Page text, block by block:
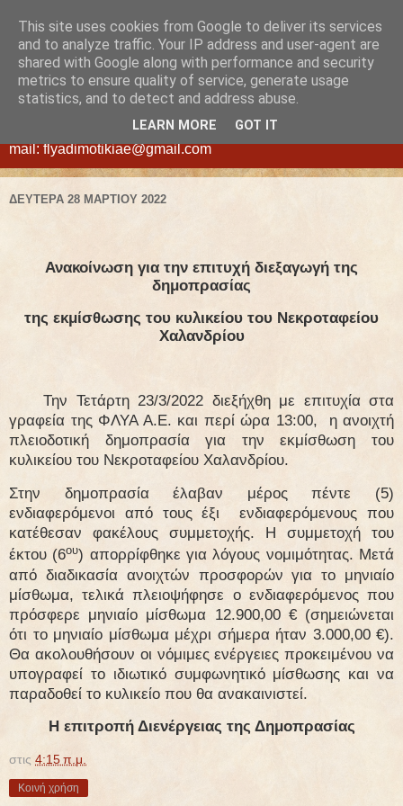
ΦΛΥΑ
ΔΗΜΟΤΙΚΗ ΑΝΩΝΥΜΗ ΕΤΑΙΡΕΙΑ ΕΚΜΕΤΑΛΛΕΥΣΗΣ
ΑΚΙΝΗΤΩΝ ΔΗΜΟΥ ΧΑΛΑΝΔΡΙΟΥ - ΝΕΑ ΔΙΕΥΘΥΝΣΗ:
Διογένους 42, Χαλάνδρι τ.κ. 15234, τηλ.210-6830305, e-
mail: flyadimotikiae@gmail.com
ΔΕΥΤΈΡΑ 28 ΜΑΡΤΊΟΥ 2022
Ανακοίνωση για την επιτυχή διεξαγωγή της
δημοπρασίας
της εκμίσθωσης του κυλικείου του Νεκροταφείου
Χαλανδρίου
Την Τετάρτη 23/3/2022 διεξήχθη με επιτυχία στα
γραφεία της ΦΛΥΑ Α.Ε. και περί ώρα 13:00, η ανοιχτή
πλειοδοτική δημοπρασία για την εκμίσθωση του
κυλικείου του Νεκροταφείου Χαλανδρίου.
Στην δημοπρασία έλαβαν μέρος πέντε (5)
ενδιαφερόμενοι από τους έξι
ενδιαφερόμενους που
κατέθεσαν φακέλους συμμετοχής. Η συμμετοχή του
έκτου (6ου) απορρίφθηκε για λόγους νομιμότητας. Μετά
από διαδικασία ανοιχτών προσφορών για το μηνιαίο
μίσθωμα, τελικά πλειοψήφησε ο ενδιαφερόμενος που
πρόσφερε μηνιαίο μίσθωμα 12.900,00 € (σημειώνεται
ότι το μηνιαίο μίσθωμα μέχρι σήμερα ήταν 3.000,00 €).
Θα ακολουθήσουν οι νόμιμες ενέργειες προκειμένου να
υπογραφεί το ιδιωτικό συμφωνητικό μίσθωσης και να
παραδοθεί το κυλικείο που θα ανακαινιστεί.
Η επιτροπή Διενέργειας της Δημοπρασίας
στις 4:15 π.μ.
Κοινή χρήση
This site uses cookies from Google to deliver its services
and to analyze traffic. Your IP address and user-agent are
shared with Google along with performance and security
metrics to ensure quality of service, generate usage
statistics, and to detect and address abuse.
LEARN MORE GOT IT